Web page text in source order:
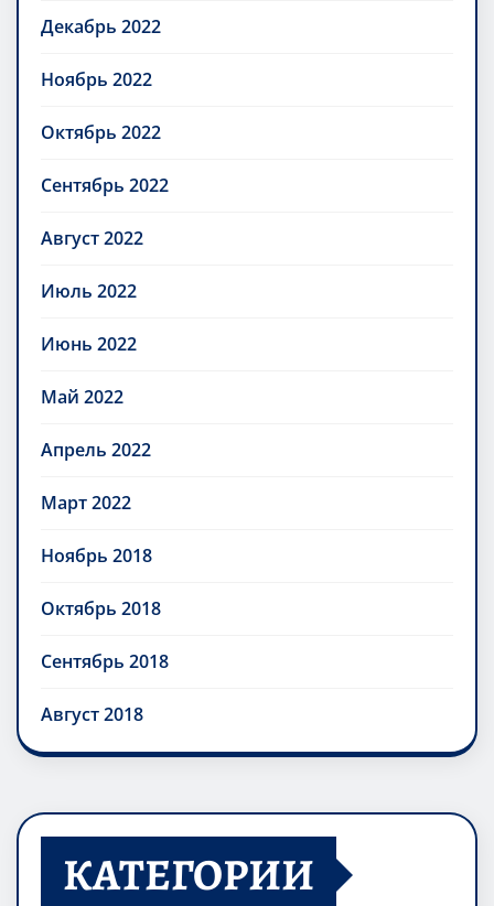
Декабрь 2022
Ноябрь 2022
Октябрь 2022
Сентябрь 2022
Август 2022
Июль 2022
Июнь 2022
Май 2022
Апрель 2022
Март 2022
Ноябрь 2018
Октябрь 2018
Сентябрь 2018
Август 2018
КАТЕГОРИИ